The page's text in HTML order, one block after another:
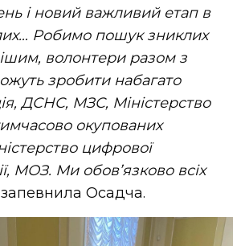
і новий важливий етап в
Робимо пошук зниклих
волонтери разом з
зробити набагато
ДСНС, МЗС, Міністерство
окупованих
цифрової
МОЗ. Ми обов’язково всіх
запевнила Осадча.